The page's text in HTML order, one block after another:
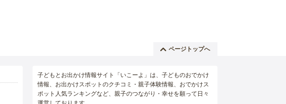
ページトップへ
子どもとお出かけ情報サイト「いこーよ」は、子どものおでかけ
情報、お出かけスポットのクチコミ・親子体験情報、おでかけス
ポット人気ランキングなど、親子のつながり・幸せを願って日々